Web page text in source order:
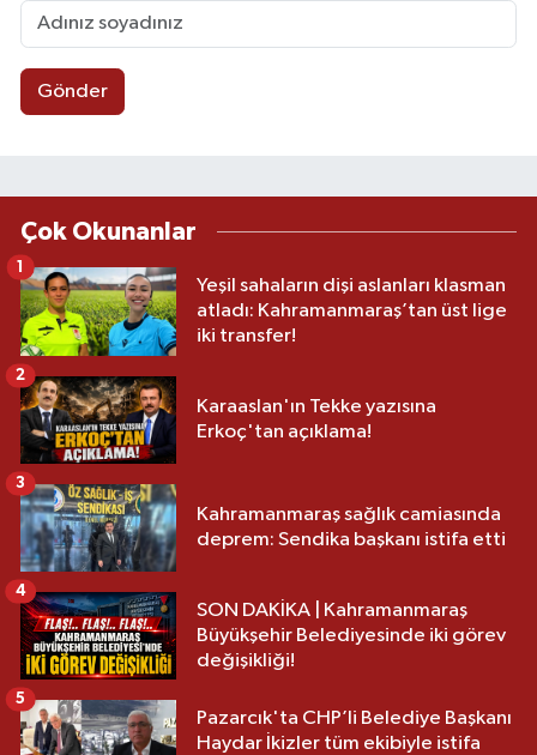
Gönder
Çok Okunanlar
Yeşil sahaların dişi aslanları klasman
atladı: Kahramanmaraş’tan üst lige
iki transfer!
1
Karaaslan'ın Tekke yazısına
Erkoç'tan açıklama!
2
Kahramanmaraş sağlık camiasında
deprem: Sendika başkanı istifa etti
3
SON DAKİKA | Kahramanmaraş
Büyükşehir Belediyesinde iki görev
değişikliği!
4
Pazarcık'ta CHP’li Belediye Başkanı
Haydar İkizler tüm ekibiyle istifa
5